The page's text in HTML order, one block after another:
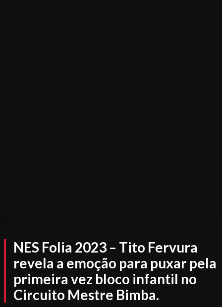
NES Folia 2023 – Tito Fervura
revela a emoção para puxar pela
primeira vez bloco infantil no
Circuito Mestre Bimba.